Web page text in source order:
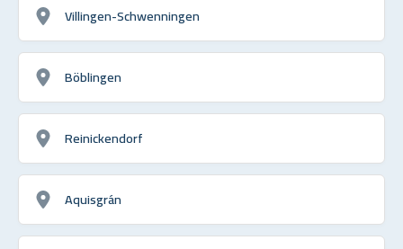
Villingen-Schwenningen
Böblingen
Reinickendorf
Aquisgrán